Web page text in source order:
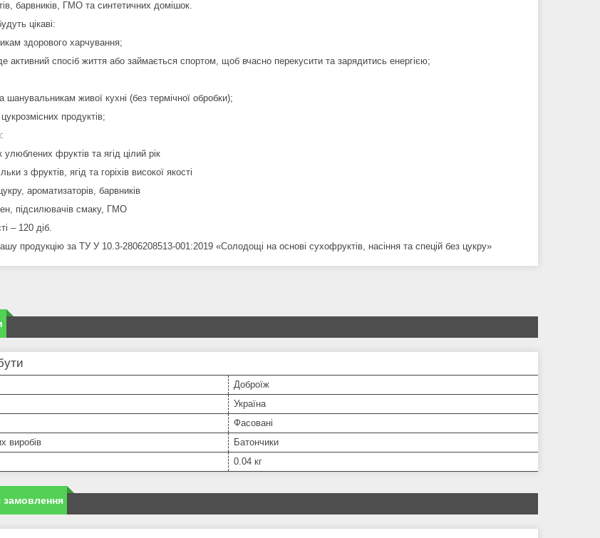
барвників, ГМО та синтетичних домішок.
цікаві:
здорового харчування;
активний спосіб життя або займається спортом, щоб вчасно перекусити та зарядитись енергією;
шанувальникам живої кухні (без термічної обробки);
продуктів;
фруктів та ягід цілий рік
з фруктів, ягід та горіхів високої якості
ароматизаторів, барвників
підсилювачів смаку, ГМО
– 120 діб.
продукцію за ТУ У 10.3-2806208513-001:2019 «Солодощі на основі сухофруктів, насіння та спецій без цукру»
Доброїж
Україна
Фасовані
виробів
Батончики
0.04 кг
замовлення